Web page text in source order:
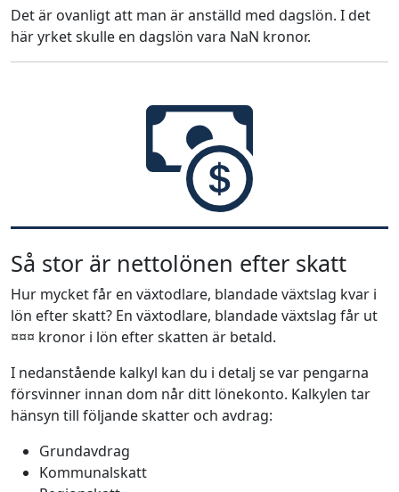
Det är ovanligt att man är anställd med dagslön. I det
här yrket skulle en dagslön vara NaN kronor.
Så stor är nettolönen efter skatt
Hur mycket får en växtodlare, blandade växtslag kvar i
lön efter skatt? En växtodlare, blandade växtslag får ut
¤¤¤ kronor i lön efter skatten är betald.
I nedanstående kalkyl kan du i detalj se var pengarna
försvinner innan dom når ditt lönekonto. Kalkylen tar
hänsyn till följande skatter och avdrag:
Grundavdrag
Kommunalskatt